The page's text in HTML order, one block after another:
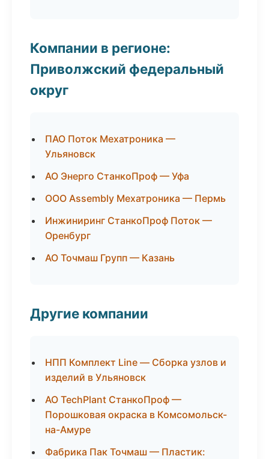
Компании в регионе:
Приволжский федеральный
округ
ПАО Поток Мехатроника —
Ульяновск
АО Энерго СтанкоПроф — Уфа
ООО Assembly Мехатроника — Пермь
Инжиниринг СтанкоПроф Поток —
Оренбург
АО Точмаш Групп — Казань
Другие компании
НПП Комплект Line — Сборка узлов и
изделий в Ульяновск
АО TechPlant СтанкоПроф —
Порошковая окраска в Комсомольск-
на-Амуре
Фабрика Пак Точмаш — Пластик: